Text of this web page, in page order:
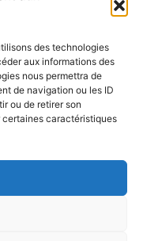
des technologies
aux informations des
nous permettra de
de navigation ou les ID
ou de retirer son
caractéristiques
sur le buzz du
élections ça et là
France se dit